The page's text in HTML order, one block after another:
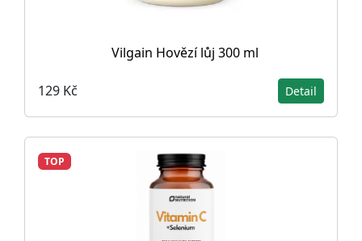
Vilgain Hovězí lůj 300 ml
129 Kč Detail
TOP